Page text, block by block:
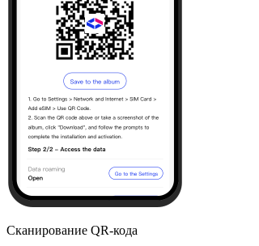
Сканирование QR-кода